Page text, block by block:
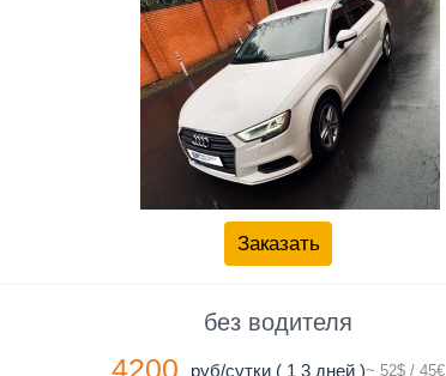
Заказать
без водителя
руб/сутки ( 1 3 дней )~ 52$ / 45€